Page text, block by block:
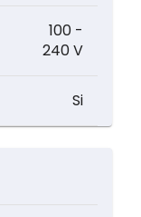
100 -
240 V
Si